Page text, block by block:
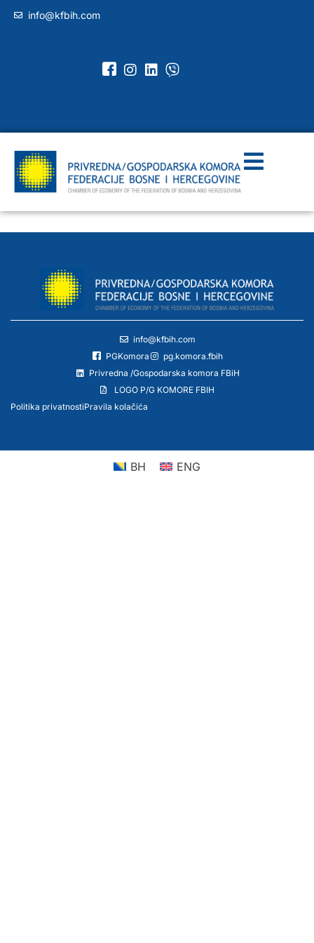
info@kfbih.com
info@kfbih.com
PGKomora
pg.komora.fbih
Privredna /Gospodarska komora FBiH
LOGO P/G KOMORE FBIH
Politika privatnostiPravila kolačića
BH ENG